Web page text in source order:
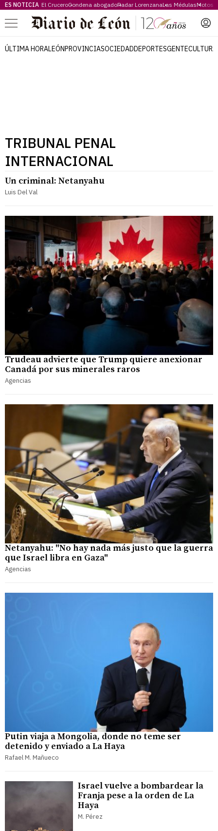
ES NOTICIA El CruceroCondena abogadoRadar LorenzanaLas MédulasMotos
Menú
ÚLTIMA HORALEÓNPROVINCIASOCIEDADDEPORTESGENTECULTURA
TRIBUNAL PENAL
INTERNACIONAL
Un criminal: Netanyahu
Luis Del Val
Trudeau advierte que Trump quiere anexionar
Canadá por sus minerales raros
Agencias
Netanyahu: "No hay nada más justo que la guerra
que Israel libra en Gaza"
Agencias
Putin viaja a Mongolia, donde no teme ser
detenido y enviado a La Haya
Rafael M. Mañueco
Israel vuelve a bombardear la
Franja pese a la orden de La
Haya
M. Pérez